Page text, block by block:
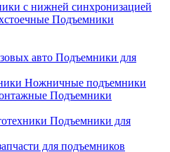
с нижней синхронизацией
Подъемники
Подъемники для
Ножничные подъемники
Подъемники
Подъемники для